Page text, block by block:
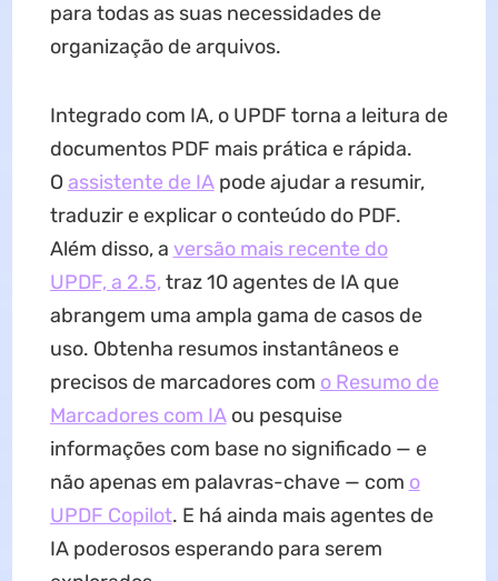
para todas as suas necessidades de
organização de arquivos.
Integrado com IA, o UPDF torna a leitura de
documentos PDF mais prática e rápida.
Oassistente de IApode ajudar a resumir,
traduzir e explicar o conteúdo do PDF.
Além disso, a versão mais recente do
UPDF, a 2.5,traz 10 agentes de IA que
abrangem uma ampla gama de casos de
uso. Obtenha resumos instantâneos e
precisos de marcadores com o Resumo de
Marcadores com IAou pesquise
informações com base no significado — e
não apenas em palavras-chave — com o
UPDF Copilot. E há ainda mais agentes de
IA poderosos esperando para serem